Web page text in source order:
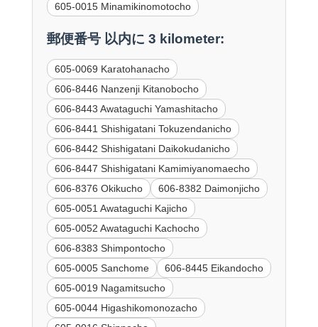
605-0015 Minamikinomotocho
郵便番号 以内に 3 kilometer:
605-0069 Karatohanacho
606-8446 Nanzenji Kitanobocho
606-8443 Awataguchi Yamashitacho
606-8441 Shishigatani Tokuzendanicho
606-8442 Shishigatani Daikokudanicho
606-8447 Shishigatani Kamimiyanomaecho
606-8376 Okikucho
606-8382 Daimonjicho
605-0051 Awataguchi Kajicho
605-0052 Awataguchi Kachocho
606-8383 Shimpontocho
605-0005 Sanchome
606-8445 Eikandocho
605-0019 Nagamitsucho
605-0044 Higashikomonozacho